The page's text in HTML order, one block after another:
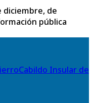
diciembre, de
pública
Cabildo Insular de